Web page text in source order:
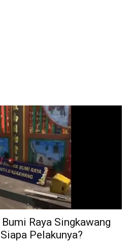
Raya Singkawang
Pelakunya?